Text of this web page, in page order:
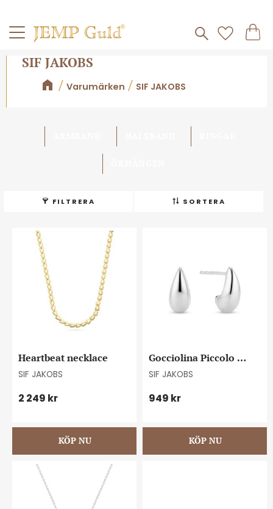
Meny
Varumärken SIF JAKOBS
SIF JAKOBS
FILTRERA SORTERA
Heartbeat necklace
SIF JAKOBS
2 249 kr
Gocciolina Piccolo
earrings
SIF JAKOBS
949 kr